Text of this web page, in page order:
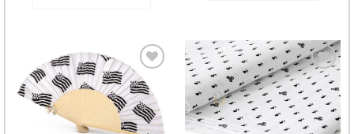
Ajouter
aux
favoris
Ajouter
aux
favoris